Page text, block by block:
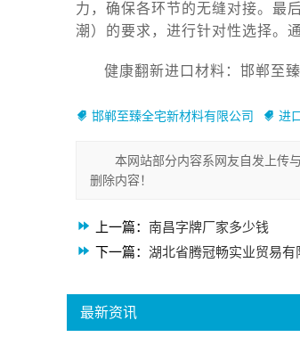
力，确保各环节的无缝对接。最
潮）的要求，进行针对性选择。
健康翻新进口材料：邯郸至
邯郸至臻全宅新材料有限公司 进
本网站部分内容系网友自发上传
删除内容！
上一篇： 南昌字牌厂家多少钱
下一篇： 湖北省腾冠畅实业贸易
最新资讯